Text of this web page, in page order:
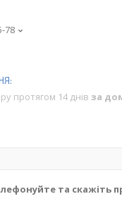
78
протягом 14 днів за
та скажіть